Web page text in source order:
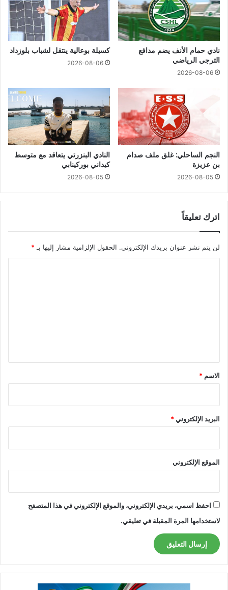
نادي حمام الأنف يضم مدافع
الترجي الرياضي
2026-08-06
كسيلة بوعالية ينتقل لشباب بلوزداد
2026-08-06
النجم الساحلي: غلق ملف صدام
بن عزيزة
2026-08-05
النادي البنزرتي يتعاقد مع متوسط
كيداني بوركينابي
2026-08-05
اترك تعليقاً
لن يتم نشر عنوان بريدك الإلكتروني. الحقول الإلزامية مشار إليها بـ*
*
الاسم *
البريد الإلكتروني*
الموقع الإلكتروني
احفظ اسمي، بريدي الإلكتروني، والموقع الإلكتروني في هذا المتصفح
لاستخدامها المرة المقبلة في تعليقي.